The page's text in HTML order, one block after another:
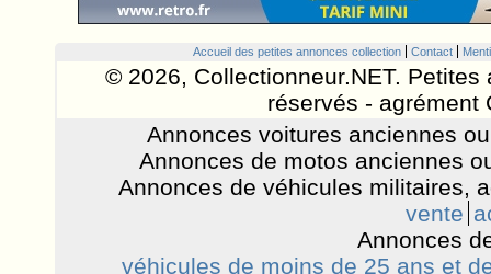
Accueil des petites annonces collection Contact
© 2026, Collectionneur.NET.
réservés - agrément
Annonces voitures anciennes
Annonces de motos anciennes
Annonces de véhicules militaires,
vente
Annonces
véhicules de moins de 25 ans et